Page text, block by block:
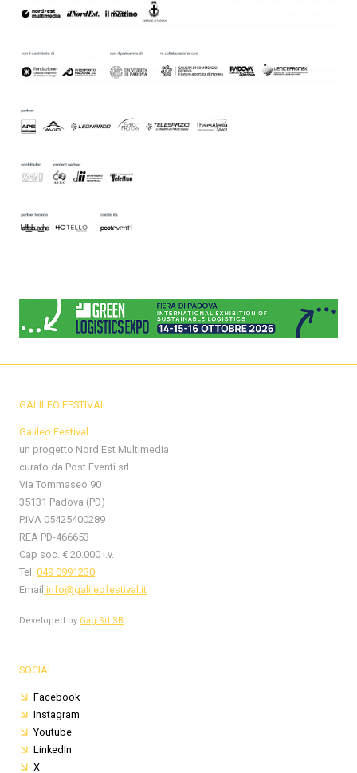
GALILEO FESTIVAL
Galileo Festival
un progetto Nord Est Multimedia
curato da Post Eventi srl
Via Tommaseo 90
35131 Padova (PD)
P.IVA 05425400289
REA PD-466653
Cap soc. € 20.000 i.v.
Tel. 049 0991230
Email info@galileofestival.it
Developed by Gag Srl SB
SOCIAL
Facebook
Instagram
Youtube
LinkedIn
X